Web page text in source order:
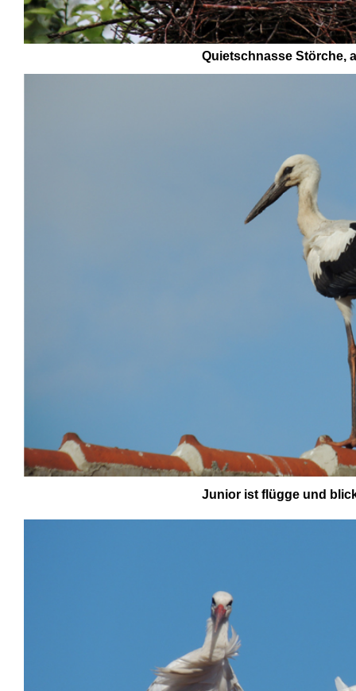
Junior ist flügge und
Quietschnasse Störche,